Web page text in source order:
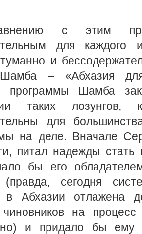
с этим
для каждого
и
– «Абхазия
программы Шамба
таких
для
на деле. Вначале
питал надежды стать
бы его
(правда, сегодня
в Абхазии отлажена
на процесс
и придало бы ему